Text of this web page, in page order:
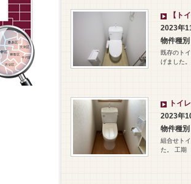
【ト
2023年
物件種
既存のト
げました
トイ
2023年
物件種
組合せト
た。 工期